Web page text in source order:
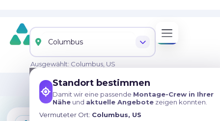
Ausgewählt: Columbus, US
Standort bestimmen
Damit wir eine passende Montage-Crew in Ihrer
Näheund aktuelle Angebotezeigen konnten.
Vermuteter Ort: Columbus, US
09544/982 37 52